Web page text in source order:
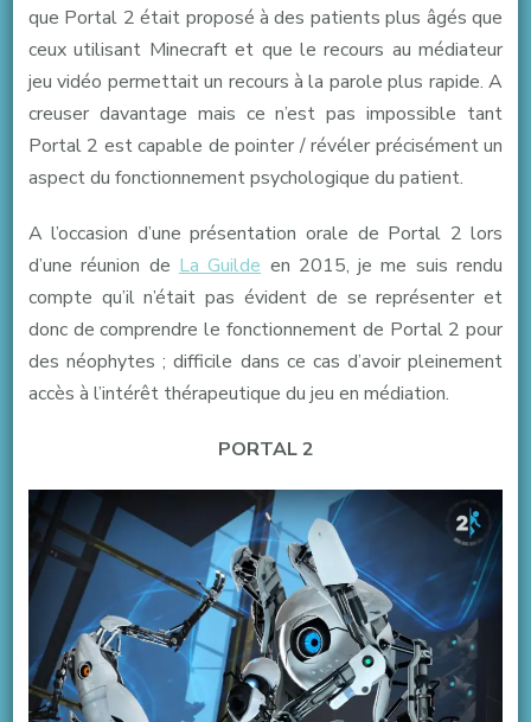
que Portal 2 était proposé à des patients plus âgés que
ceux utilisant Minecraft et que le recours au médiateur
jeu vidéo permettait un recours à la parole plus rapide. A
creuser davantage mais ce n’est pas impossible tant
Portal 2 est capable de pointer / révéler précisément un
aspect du fonctionnement psychologique du patient.
A l’occasion d’une présentation orale de Portal 2 lors
d’une réunion de La Guilde en 2015, je me suis rendu
compte qu’il n’était pas évident de se représenter et
donc de comprendre le fonctionnement de Portal 2 pour
des néophytes ; difficile dans ce cas d’avoir pleinement
accès à l’intérêt thérapeutique du jeu en médiation.
PORTAL 2